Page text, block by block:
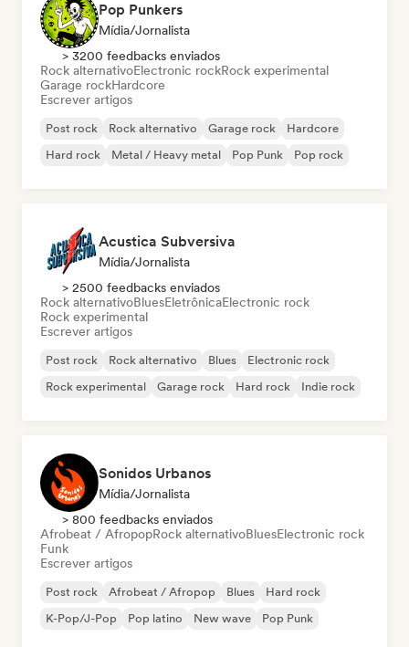
Pop Punkers
Mídia/Jornalista
> 3200 feedbacks enviados
Rock alternativoElectronic rockRock experimental
Garage rockHardcore
Escrever artigos
Post rock Rock alternativo Garage rock
Hardcore
Hard rock
Metal / Heavy metal Pop Punk Pop rock
Acustica Subversiva
Mídia/Jornalista
> 2500 feedbacks enviados
Rock alternativoBluesEletrônicaElectronic rock
Rock experimental
Escrever artigos
Post rock Rock alternativo Blues
Electronic rock
Rock experimental
Garage rock Hard rock Indie rock
Sonidos Urbanos
Mídia/Jornalista
> 800 feedbacks enviados
Afrobeat / AfropopRock alternativoBluesElectronic rock
Funk
Escrever artigos
Post rock Afrobeat / Afropop Blues
Hard rock
K-Pop/J-Pop
Pop latino New wave Pop Punk